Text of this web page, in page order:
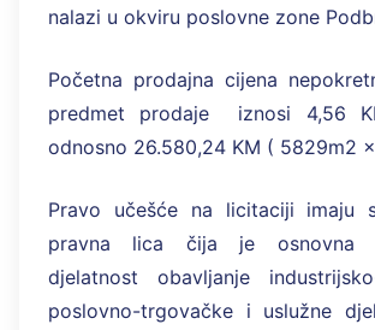
nalazi u okviru poslovne zone
Početna prodajna cijena
predmet prodaje iznosi 4,56
odnosno 26.580,24 KM ( 5829m2
Pravo učešće na licitaciji imaju
pravna lica čija je osnovna
djelatnost obavljanje
poslovno-trgovačke i uslužne